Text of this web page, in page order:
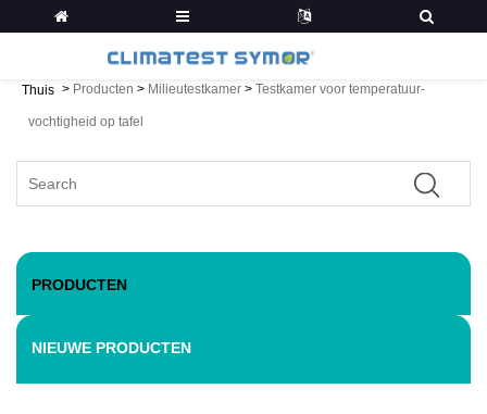
Thuis > Producten > Milieutestkamer > Testkamer voor temperatuur-
vochtigheid op tafel
PRODUCTEN
NIEUWE PRODUCTEN